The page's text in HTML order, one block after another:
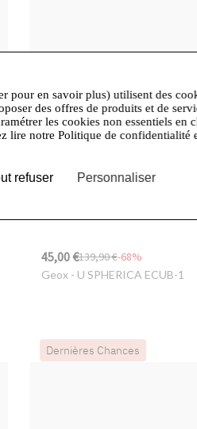
45,00 €139,90 €-68%
Geox- U SPHERICA ECUB-1
Dernières Chances
pour en savoir plus) utilisent des
des offres de produits et de
les cookies non essentiels en
lire notre Politique de confidentialité
refuser Personnaliser